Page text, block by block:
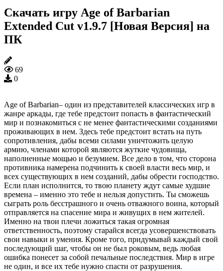
Скачать игру Age of Barbarian
Extended Cut v1.9.7 [Новая Версия] на
ПК
69
0
Age of Barbarian– один из представителей классических игр в
жанре аркады, где тебе предстоит попасть в фантастический
мир и познакомиться с не менее фантастическими созданиями
проживающих в нем. Здесь тебе предстоит встать на путь
сопротивления, дабы всеми силами уничтожить целую
армию, членами которой являются жуткие чудовища,
наполненные мощью и безумием. Все дело в том, что сторона
противника намерена подчинить к своей власти весь мир, и
всех существующих в нем созданий, дабы обрести господство.
Если план исполнится, то твою планету ждут самые худшие
времена – именно это тебе и нельзя допустить. Ты сможешь
сыграть роль бесстрашного и очень отважного воина, который
отправляется на спасение мира и живущих в нем жителей.
Именно на твои плечи ложиться такая огромная
ответственность, поэтому старайся всегда усовершенствовать
свои навыки и умения. Кроме того, придумывай каждый свой
последующий шаг, чтобы он не был роковым, ведь любая
ошибка понесет за собой печальные последствия. Мир в игре
не один, и все их тебе нужно спасти от разрушения.